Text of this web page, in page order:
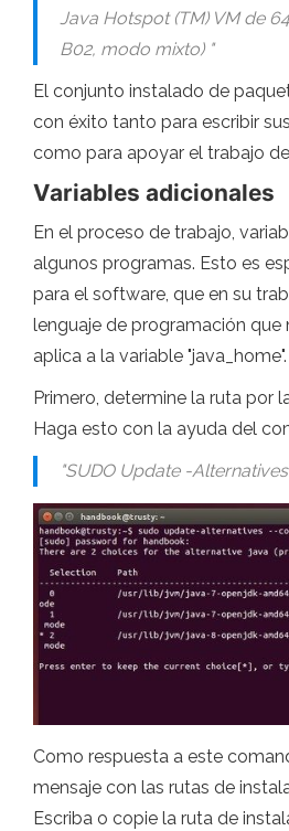
Java Hotspot (TM) VM de
B02, modo mixto) "
El conjunto instalado de
con éxito tanto para escribir
como para apoyar el trabajo
Variables adicionales
En el proceso de trabajo,
algunos programas. Esto es
para el software, que en su
lenguaje de programación que
aplica a la variable "java_home".
Primero, determine la ruta por
Haga esto con la ayuda del
"SUDO Update -
Como respuesta a este
mensaje con las rutas de
Escriba o copie la ruta de